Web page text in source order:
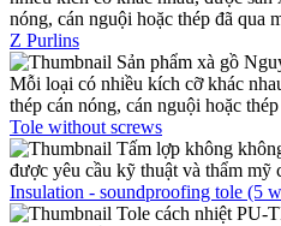
nóng, cán nguội hoặc thép đã qua
Z Purlins
Sản phẩm xà gồ
Mỗi loại có nhiều kích cỡ khác
thép cán nóng, cán nguội hoặc
Tole without screws
Tấm lợp không
được yêu cầu kỹ thuật và thẩm mỹ
Insulation - soundproofing tole (5
Tole cách nhiệt PU-